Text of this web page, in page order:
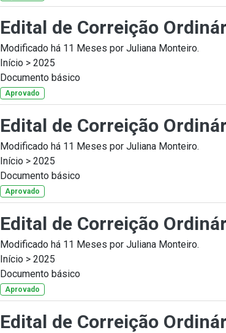
Edital de Correição
Modificado há 11 Meses por Juliana Monteiro.
Início > 2025
Documento básico
Aprovado
Edital de Correição
Modificado há 11 Meses por Juliana Monteiro.
Início > 2025
Documento básico
Aprovado
Edital de Correição
Modificado há 11 Meses por Juliana Monteiro.
Início > 2025
Documento básico
Aprovado
Edital de Correição